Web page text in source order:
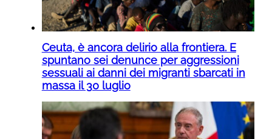
Ceuta, è ancora delirio alla frontiera. E
spuntano sei denunce per aggressioni
sessuali ai danni dei migranti sbarcati in
massa il 30 luglio